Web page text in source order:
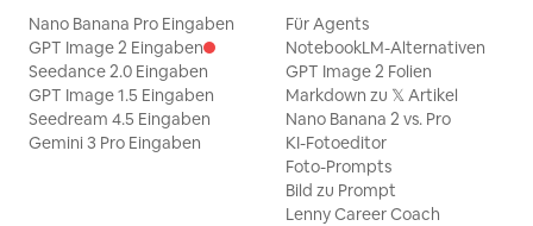
Nano Banana Pro Eingaben
GPT Image 2 Eingaben
Seedance 2.0 Eingaben
GPT Image 1.5 Eingaben
Seedream 4.5 Eingaben
Gemini 3 Pro Eingaben
Für Agents
NotebookLM-Alternativen
GPT Image 2 Folien
Markdown zu 𝕏 Artikel
Nano Banana 2 vs. Pro
KI-Fotoeditor
Foto-Prompts
Bild zu Prompt
Lenny Career Coach